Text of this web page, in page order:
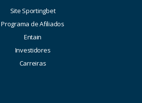
Site Sportingbet
Programa de Afiliados
Entain
Investidores
Carreiras